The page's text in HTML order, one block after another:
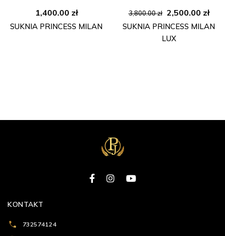
1,400.00 zł
SUKNIA PRINCESS MILAN
3,800.00zł Pierwotna
cena
wynosiła:
2,500.00 zł
SUKNIA PRINCESS MILAN
LUX
KONTAKT
732574124